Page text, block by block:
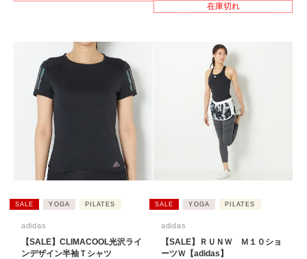
在庫切れ
SALE YOGA PILATES
adidas
【SALE】CLIMACOOL光沢ライ
ンデザイン半袖Ｔシャツ
SALE YOGA PILATES
adidas
【SALE】ＲＵＮＷ Ｍ１０ショ
ーツＷ【adidas】